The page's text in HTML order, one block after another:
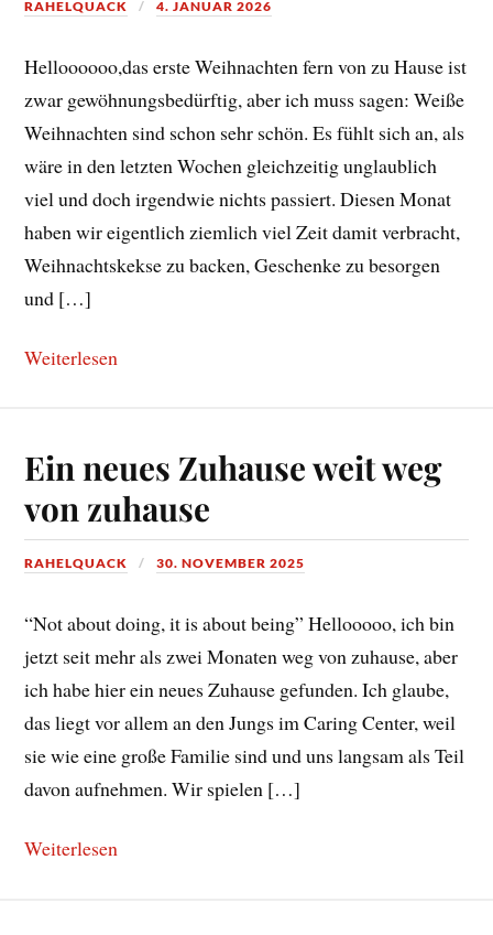
RAHELQUACK 4. JANUAR 2026
Helloooooo,das erste Weihnachten fern von zu Hause ist
zwar gewöhnungsbedürftig, aber ich muss sagen: Weiße
Weihnachten sind schon sehr schön. Es fühlt sich an, als
wäre in den letzten Wochen gleichzeitig unglaublich
viel und doch irgendwie nichts passiert. Diesen Monat
haben wir eigentlich ziemlich viel Zeit damit verbracht,
Weihnachtskekse zu backen, Geschenke zu besorgen
und […]
Weiterlesen
Ein neues Zuhause weit weg
von zuhause
RAHELQUACK 30. NOVEMBER 2025
“Not about doing, it is about being” Hellooooo, ich bin
jetzt seit mehr als zwei Monaten weg von zuhause, aber
ich habe hier ein neues Zuhause gefunden. Ich glaube,
das liegt vor allem an den Jungs im Caring Center, weil
sie wie eine große Familie sind und uns langsam als Teil
davon aufnehmen. Wir spielen […]
Weiterlesen